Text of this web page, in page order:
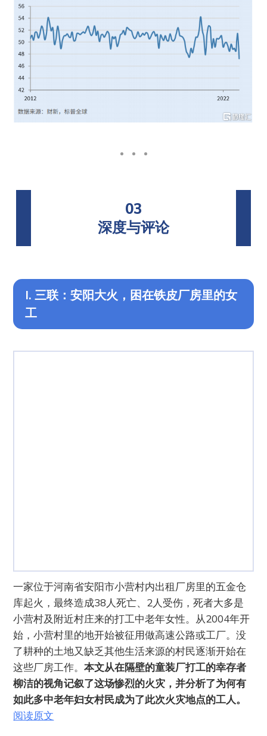
03
深度与评论
I. 三联：安阳大火，困在铁皮厂房里的女
工
一家位于河南省安阳市小营村内出租厂房里的五金仓
库起火，最终造成38人死亡、2人受伤，死者大多是
小营村及附近村庄来的打工中老年女性。从2004年开
始，小营村里的地开始被征用做高速公路或工厂。没
了耕种的土地又缺乏其他生活来源的村民逐渐开始在
这些厂房工作。本文从在隔壁的童装厂打工的幸存者
柳洁的视角记叙了这场惨烈的火灾，并分析了为何有
如此多中老年妇女村民成为了此次火灾地点的工人。
阅读原文